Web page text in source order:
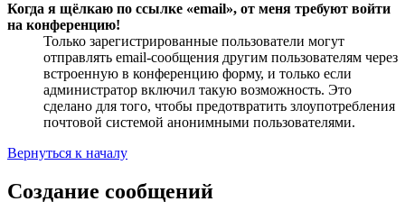
Когда я щёлкаю по ссылке «email», от меня требуют войти
на конференцию!
Только зарегистрированные пользователи могут
отправлять email-сообщения другим пользователям через
встроенную в конференцию форму, и только если
администратор включил такую возможность. Это
сделано для того, чтобы предотвратить злоупотребления
почтовой системой анонимными пользователями.
Вернуться к началу
Создание сообщений